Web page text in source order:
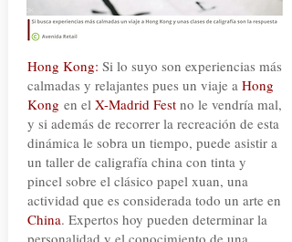
Hong Kong: Si lo suyo son experiencias más
calmadas y relajantes pues un viaje a Hong
Kong en el X-Madrid Festno le vendría mal,
y si además de recorrer la recreación de esta
dinámica le sobra un tiempo, puede asistir a
un taller de caligrafía china con tinta y
pincel sobre el clásico papel xuan, una
actividad que es considerada todo un arte en
China. Expertos hoy pueden determinar la
personalidad y el conocimiento de una